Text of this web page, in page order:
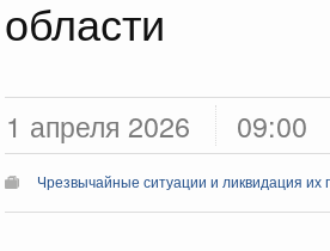
области
1 апреля 2026 09:00
Чрезвычайные ситуации и ликвидация их
Государство
программы